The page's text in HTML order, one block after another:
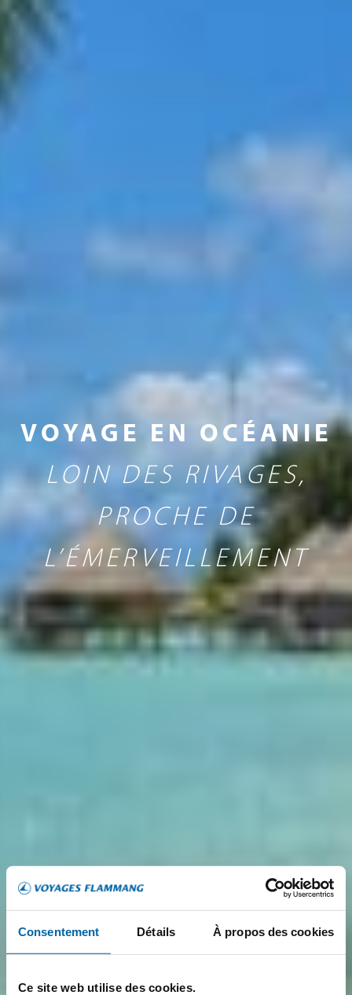
Consentement Détails À propos des cookies
Ce site web utilise des cookies.
VOYAGE EN OCÉANIE
LOIN DES RIVAGES,
PROCHE DE
L’ÉMERVEILLEMENT